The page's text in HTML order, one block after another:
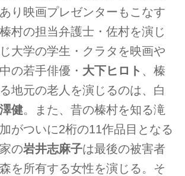
り映画プレゼンターもこなす
村の担当弁護士・佐村を演じ
大学の学生・クラタを映画や
の若手俳優・ 大下ヒロト 、榛
地元の老人を演じるのは、白
健。また、昔の榛村を知る滝
がついに2桁の11作品目となる
の岩井志麻子は最後の被害者
を所有する女性を演じる。そ